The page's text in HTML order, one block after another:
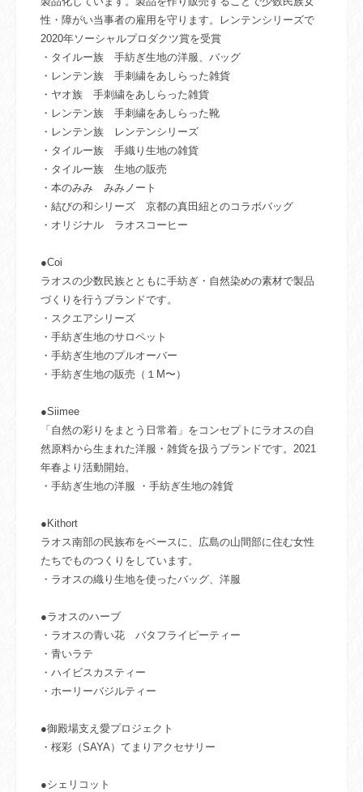
性・障がい当事者の雇用を守ります。レンテンシリーズで
2020年ソーシャルプロダクツ賞を受賞
・タイルー族 手紡ぎ生地の洋服、バッグ
・レンテン族 手刺繍をあしらった雑貨
・ヤオ族 手刺繍をあしらった雑貨
・レンテン族 手刺繍をあしらった靴
・レンテン族 レンテンシリーズ
・タイルー族 手織り生地の雑貨
・タイルー族 生地の販売
・本のみみ みみノート
・結びの和シリーズ 京都の真田紐とのコラボバッグ
・オリジナル ラオスコーヒー
●Coi
ラオスの少数民族とともに手紡ぎ・自然染めの素材で製品
づくりを行うブランドです。
・スクエアシリーズ
・手紡ぎ生地のサロペット
・手紡ぎ生地のプルオーバー
・手紡ぎ生地の販売（１M〜）
●Siimee
「自然の彩りをまとう日常着」をコンセプトにラオスの自
然原料から生まれた洋服・雑貨を扱うブランドです。2021
年春より活動開始。
・手紡ぎ生地の洋服 ・手紡ぎ生地の雑貨
●Kithort
ラオス南部の民族布をベースに、広島の山間部に住む女性
たちでものつくりをしています。
・ラオスの織り生地を使ったバッグ、洋服
●ラオスのハーブ
・ラオスの青い花 バタフライピーティー
・青いラテ
・ハイビスカスティー
・ホーリーバジルティー
●御殿場支え愛プロジェクト
・桜彩（SAYA）てまりアクセサリー
●シェリコット